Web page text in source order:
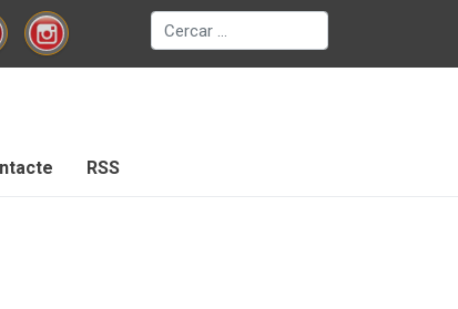
Cerca
RSS